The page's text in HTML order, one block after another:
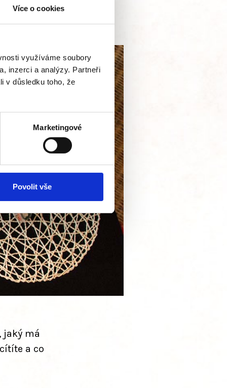
Více o cookies
využíváme soubory
inzerci a analýzy. Partneři
v důsledku toho, že
Marketingové
Povolit vše
jaký má
a co